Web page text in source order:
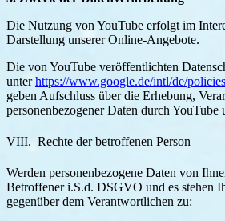
Die Nutzung von YouTube erfolgt im
Darstellung unserer Online-Angebote.
Die von YouTube veröffentlichten
unterhttps://www.google.de/intl/de/
geben Aufschluss über die Erhebung,
personenbezogener Daten durch YouTube
VIII. Rechte der betroffenen Person
Werden personenbezogene Daten von
Betroffener i.S.d. DSGVO und es stehen
gegenüber dem Verantwortlichen zu: